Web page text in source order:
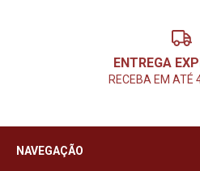
ENTREGA
RECEBA EM ATÉ
NAVEGAÇÃO